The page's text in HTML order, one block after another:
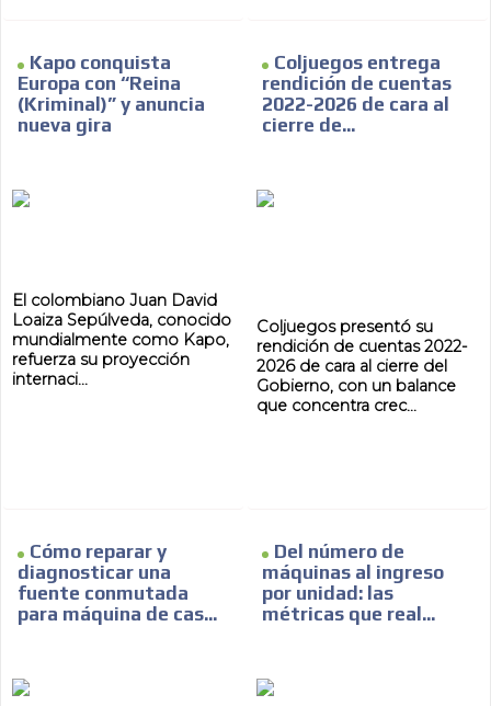
Kapo conquista
Europa con “Reina
(Kriminal)” y anuncia
nueva gira
El colombiano Juan David
Loaiza Sepúlveda, conocido
mundialmente como Kapo,
refuerza su proyección
internaci...
Coljuegos entrega
rendición de cuentas
2022-2026 de cara al
cierre de...
Coljuegos presentó su
rendición de cuentas 2022-
2026 de cara al cierre del
Gobierno, con un balance
que concentra crec...
Cómo reparar y
diagnosticar una
fuente conmutada
para máquina de cas...
Del número de
máquinas al ingreso
por unidad: las
métricas que real...